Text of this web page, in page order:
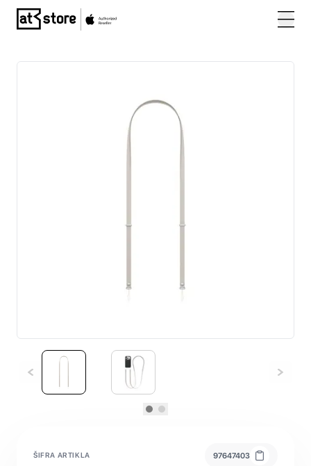
Posjetite početnu stranicu AT Store
ŠIFRA ARTIKLA 97647403